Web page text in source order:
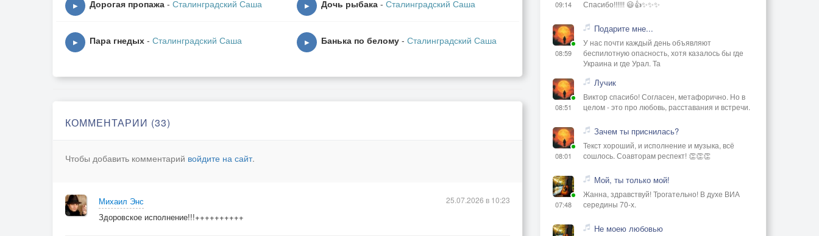
▶ Дорогая пропажа - Сталинградский Саша ▶ Дочь рыбака - Сталинградский Саша
▶ Пара гнедых - Сталинградский Саша ▶ Банька по белому - Сталинградский Саша
КОММЕНТАРИИ (33)
Чтобы добавить комментарий войдите на сайт.
Михаил Энс
Здоровское исполнение!!!++++++++++
25.07.2026 в 10:23
09:14
Спасибо!!!!!! 😃👍✨✨✨
08:59
Подарите мне...
У нас почти каждый день объявляют
беспилотную опасность, хотя казалось бы где
Украина и где Урал. Та
08:51
Лучик
Виктор спасибо! Согласен, метафорично. Но в
целом - это про любовь, расставания и встречи.
08:01
Зачем ты приснилась?
Текст хороший, и исполнение и музыка, всё
сошлось. Соавторам респект! 👏👏👏
07:48
Мой, ты только мой!
Жанна, здравствуй! Трогательно! В духе ВИА
середины 70-х.
Не моею любовью